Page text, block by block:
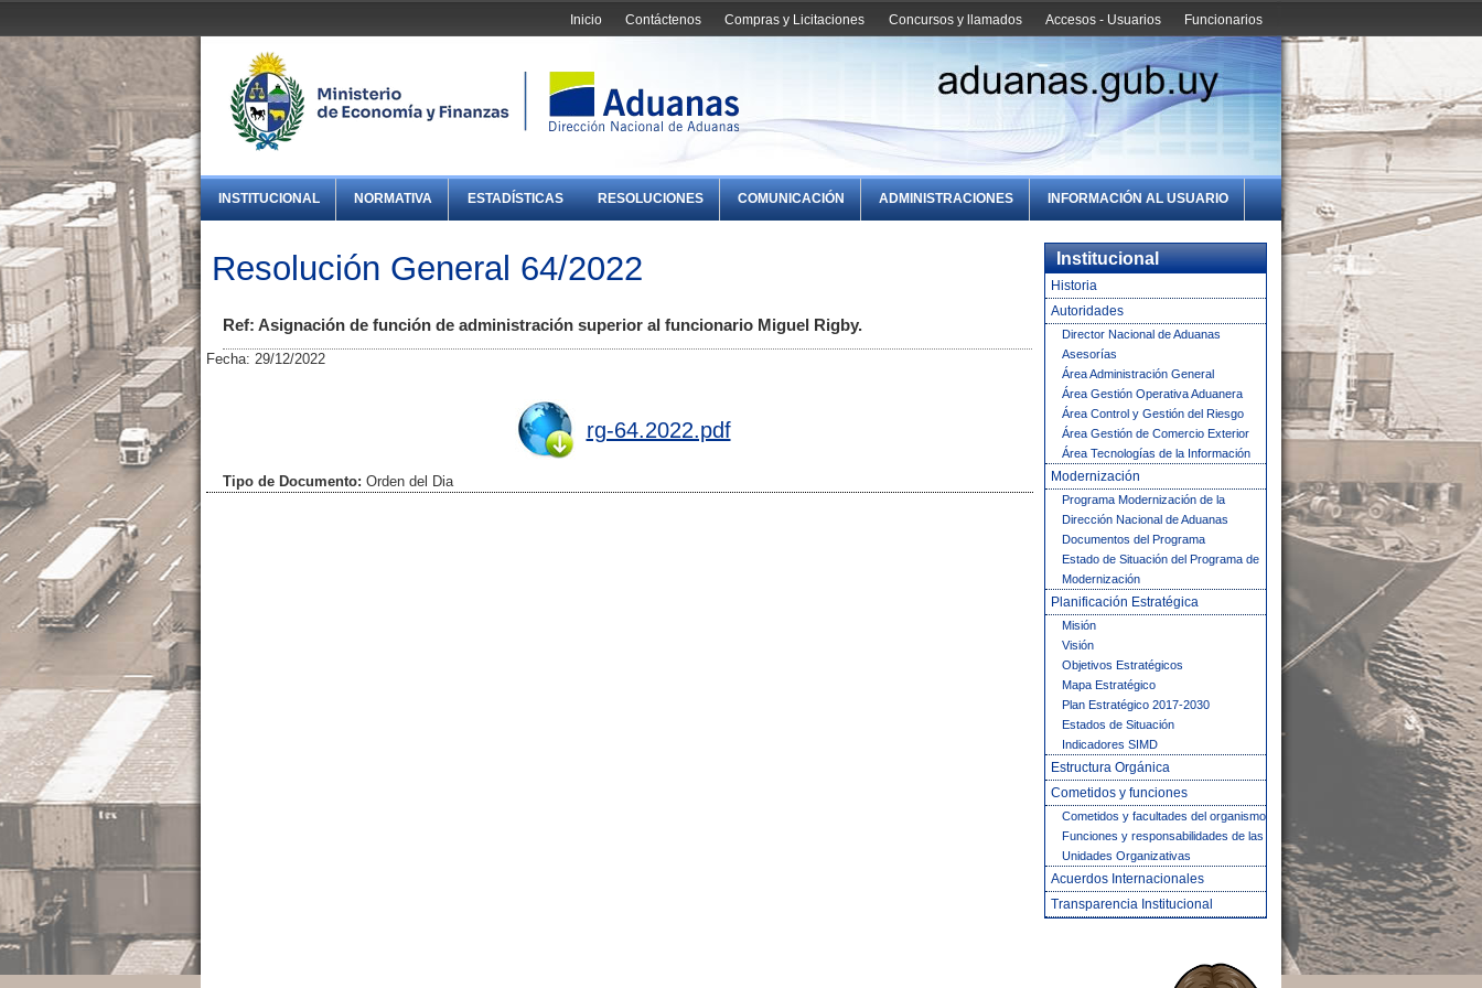
Funcionarios
Accesos - Usuarios
Concursos y llamados
Compras y Licitaciones
Contáctenos
Inicio
INSTITUCIONAL NORMATIVA ESTADÍSTICAS RESOLUCIONES COMUNICACIÓN ADMINISTRACIONES INFORMACIÓN AL USUARIO
Resolución General 64/2022
Ref: Asignación de función de administración superior al funcionario Miguel Rigby.
Fecha: 29/12/2022
rg-64.2022.pdf
Tipo de Documento: Orden del Dia
Institucional
Historia
Autoridades
Director Nacional de Aduanas
Asesorías
Área Administración General
Área Gestión Operativa Aduanera
Área Control y Gestión del Riesgo
Área Gestión de Comercio Exterior
Área Tecnologías de la Información
Modernización
Programa Modernización de la
Dirección Nacional de Aduanas
Documentos del Programa
Estado de Situación del Programa de
Modernización
Planificación Estratégica
Misión
Visión
Objetivos Estratégicos
Mapa Estratégico
Plan Estratégico 2017-2030
Estados de Situación
Indicadores SIMD
Estructura Orgánica
Cometidos y funciones
Cometidos y facultades del organismo
Funciones y responsabilidades de las
Unidades Organizativas
Acuerdos Internacionales
Transparencia Institucional